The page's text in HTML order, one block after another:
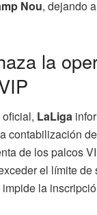
Nou, dejando
la
LaLiga
contabilización
de los palcos
el límite de
impide la